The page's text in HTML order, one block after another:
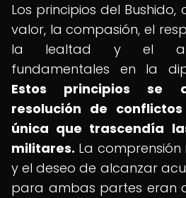
Los principios del
valor, la compasión, el
la lealtad y el
fundamentales en la
Estos principios se
resolución de
única que trascendía
militares. La
y el deseo de alcanzar
para ambas partes eran